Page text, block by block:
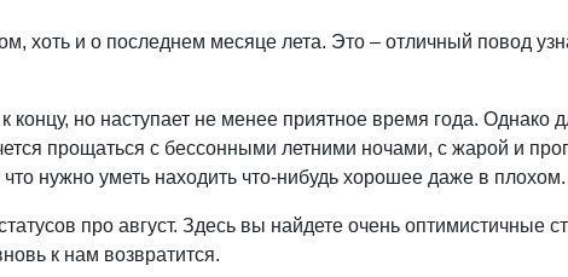
хоть и о последнем месяце лета. Это – отличный повод
концу, но наступает не менее приятное время года. Однако
прощаться с бессонными летними ночами, с жарой и
нужно уметь находить что-нибудь хорошее даже в плохом.
про август. Здесь вы найдете очень оптимистичные
к нам возвратится.